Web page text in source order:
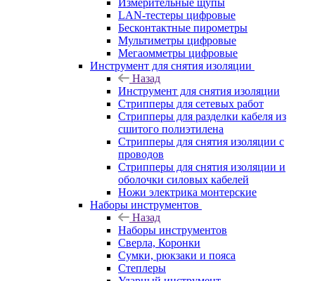
Измерительные щупы
LAN-тестеры цифровые
Бесконтактные пирометры
Мультиметры цифровые
Мегаомметры цифровые
Инструмент для снятия изоляции
Назад
Инструмент для снятия изоляции
Стрипперы для сетевых работ
Стрипперы для разделки кабеля из
сшитого полиэтилена
Cтрипперы для снятия изоляции с
проводов
Стрипперы для снятия изоляции и
оболочки силовых кабелей
Ножи электрика монтерские
Наборы инструментов
Назад
Наборы инструментов
Сверла, Коронки
Сумки, рюкзаки и пояса
Степлеры